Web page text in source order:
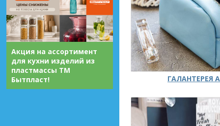
Акция на ассортимент
для кухни изделий из
пластмассы ТМ
Бытпласт!
ГАЛАНТЕРЕЯ